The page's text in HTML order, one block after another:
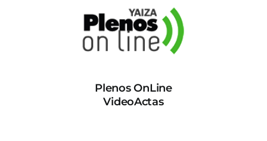
Plenos OnLine
VideoActas